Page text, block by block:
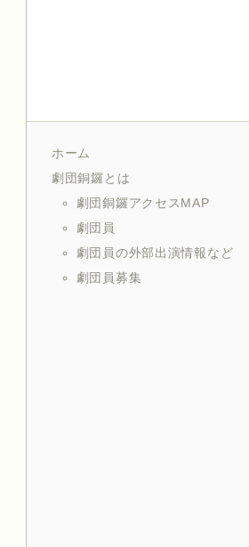
ホーム
劇団銅鑼とは
劇団銅鑼アクセスMAP
劇団員
劇団員の外部出演情報など
劇団員募集